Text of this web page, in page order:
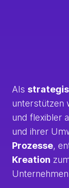
Als
unterstützen
und flexibler
und ihrer
Prozesse,
Kreation